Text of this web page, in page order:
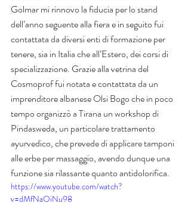
Golmar mi rinnovo la fiducia per lo stand
dell’anno seguente alla fiera e in seguito fui
contattata da diversi enti di formazione per
tenere, sia in Italia che all’Estero, dei corsi di
specializzazione. Grazie alla vetrina del
Cosmoprof fui notata e contattata da un
imprenditore albanese Olsi Bogo che in poco
tempo organizzò a Tirana un workshop di
Pindasweda, un particolare trattamento
ayurvedico, che prevede di applicare tamponi
alle erbe per massaggio, avendo dunque una
funzione sia rilassante quanto antidolorifica.
https://www.youtube.com/watch?
v=dMfNaOiNu98